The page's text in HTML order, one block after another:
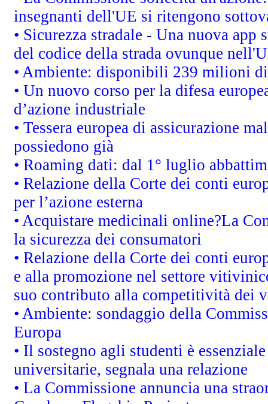
insegnanti dell'UE si ritengono
• Sicurezza stradale - Una nuova
del codice della strada ovunque
• Ambiente: disponibili 239 milioni
• Un nuovo corso per la difesa
d’azione industriale
• Tessera europea di assicurazione
possiedono già
• Roaming dati: dal 1° luglio
• Relazione della Corte dei conti
per l’azione esterna
• Acquistare medicinali online?La
la sicurezza dei consumatori
• Relazione della Corte dei conti
e alla promozione nel settore
suo contributo alla competitività dei
• Ambiente: sondaggio della
Europa
• Il sostegno agli studenti è
universitarie, segnala una relazione
• La Commissione annuncia una